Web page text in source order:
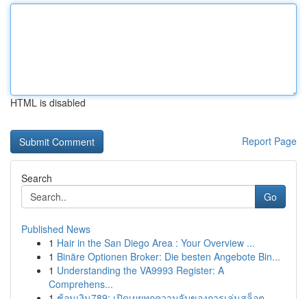
HTML is disabled
Report Page
Search
Go
Published News
1 Hair in the San Diego Area : Your Overview ...
1 Binäre Optionen Broker: Die besten Angebote Bin...
1 Understanding the VA9993 Register: A
Comprehens...